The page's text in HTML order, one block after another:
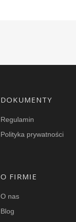
Linki w stopce
DOKUMENTY
Regulamin
Polityka prywatności
O FIRMIE
O nas
Blog